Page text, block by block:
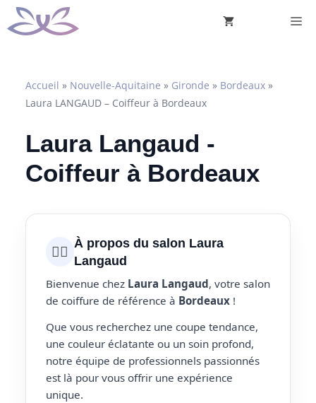
Aller
au
Accueil » Nouvelle-Aquitaine » Gironde » Bordeaux »
Laura LANGAUD – Coiffeur à Bordeaux
Laura Langaud -
Coiffeur à Bordeaux
💇‍♀️ À propos du salon Laura
Langaud
Bienvenue chez Laura Langaud, votre salon
de coiffure de référence à Bordeaux !
Que vous recherchez une coupe tendance,
une couleur éclatante ou un soin profond,
notre équipe de professionnels passionnés
est là pour vous offrir une expérience
unique.